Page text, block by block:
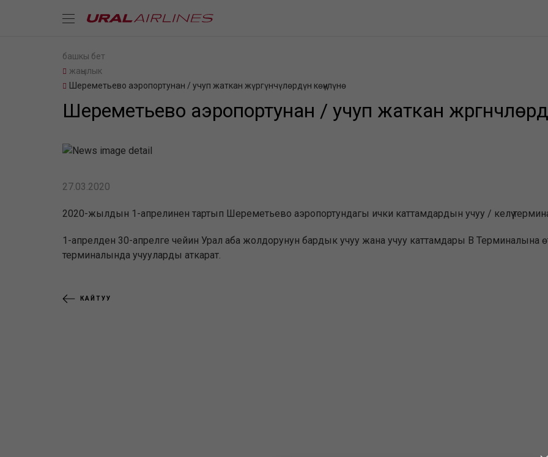
башкы бет
жаңылык
Шереметьево аэропортунан / учуп жаткан жүргүнчүлөрдүн көңүлүнө
Шереметьево аэропортунан / учуп жаткан
27.03.2020
2020-жылдын 1-апрелинен тартып Шереметьево аэропортундагы ички каттамдардын учуу / келүү
1-апрелден 30-апрелге чейин Урал аба жолдорунун бардык учуу жана учуу каттамдары В Терминалына
терминалында учууларды аткарат.
КАЙТУУ